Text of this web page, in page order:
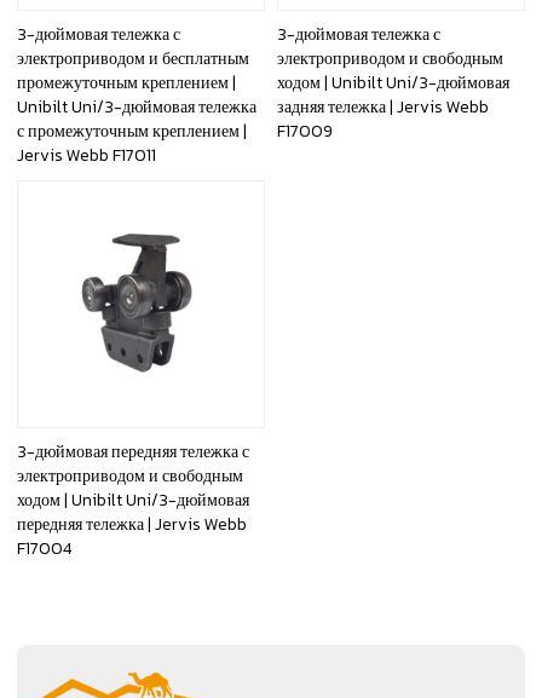
3-дюймовая тележка с
электроприводом и бесплатным
промежуточным креплением |
Unibilt Uni/3-дюймовая тележка
с промежуточным креплением |
Jervis Webb F17011
3-дюймовая тележка с
электроприводом и свободным
ходом | Unibilt Uni/3-дюймовая
задняя тележка | Jervis Webb
F17009
3-дюймовая передняя тележка с
электроприводом и свободным
ходом | Unibilt Uni/3-дюймовая
передняя тележка | Jervis Webb
F17004